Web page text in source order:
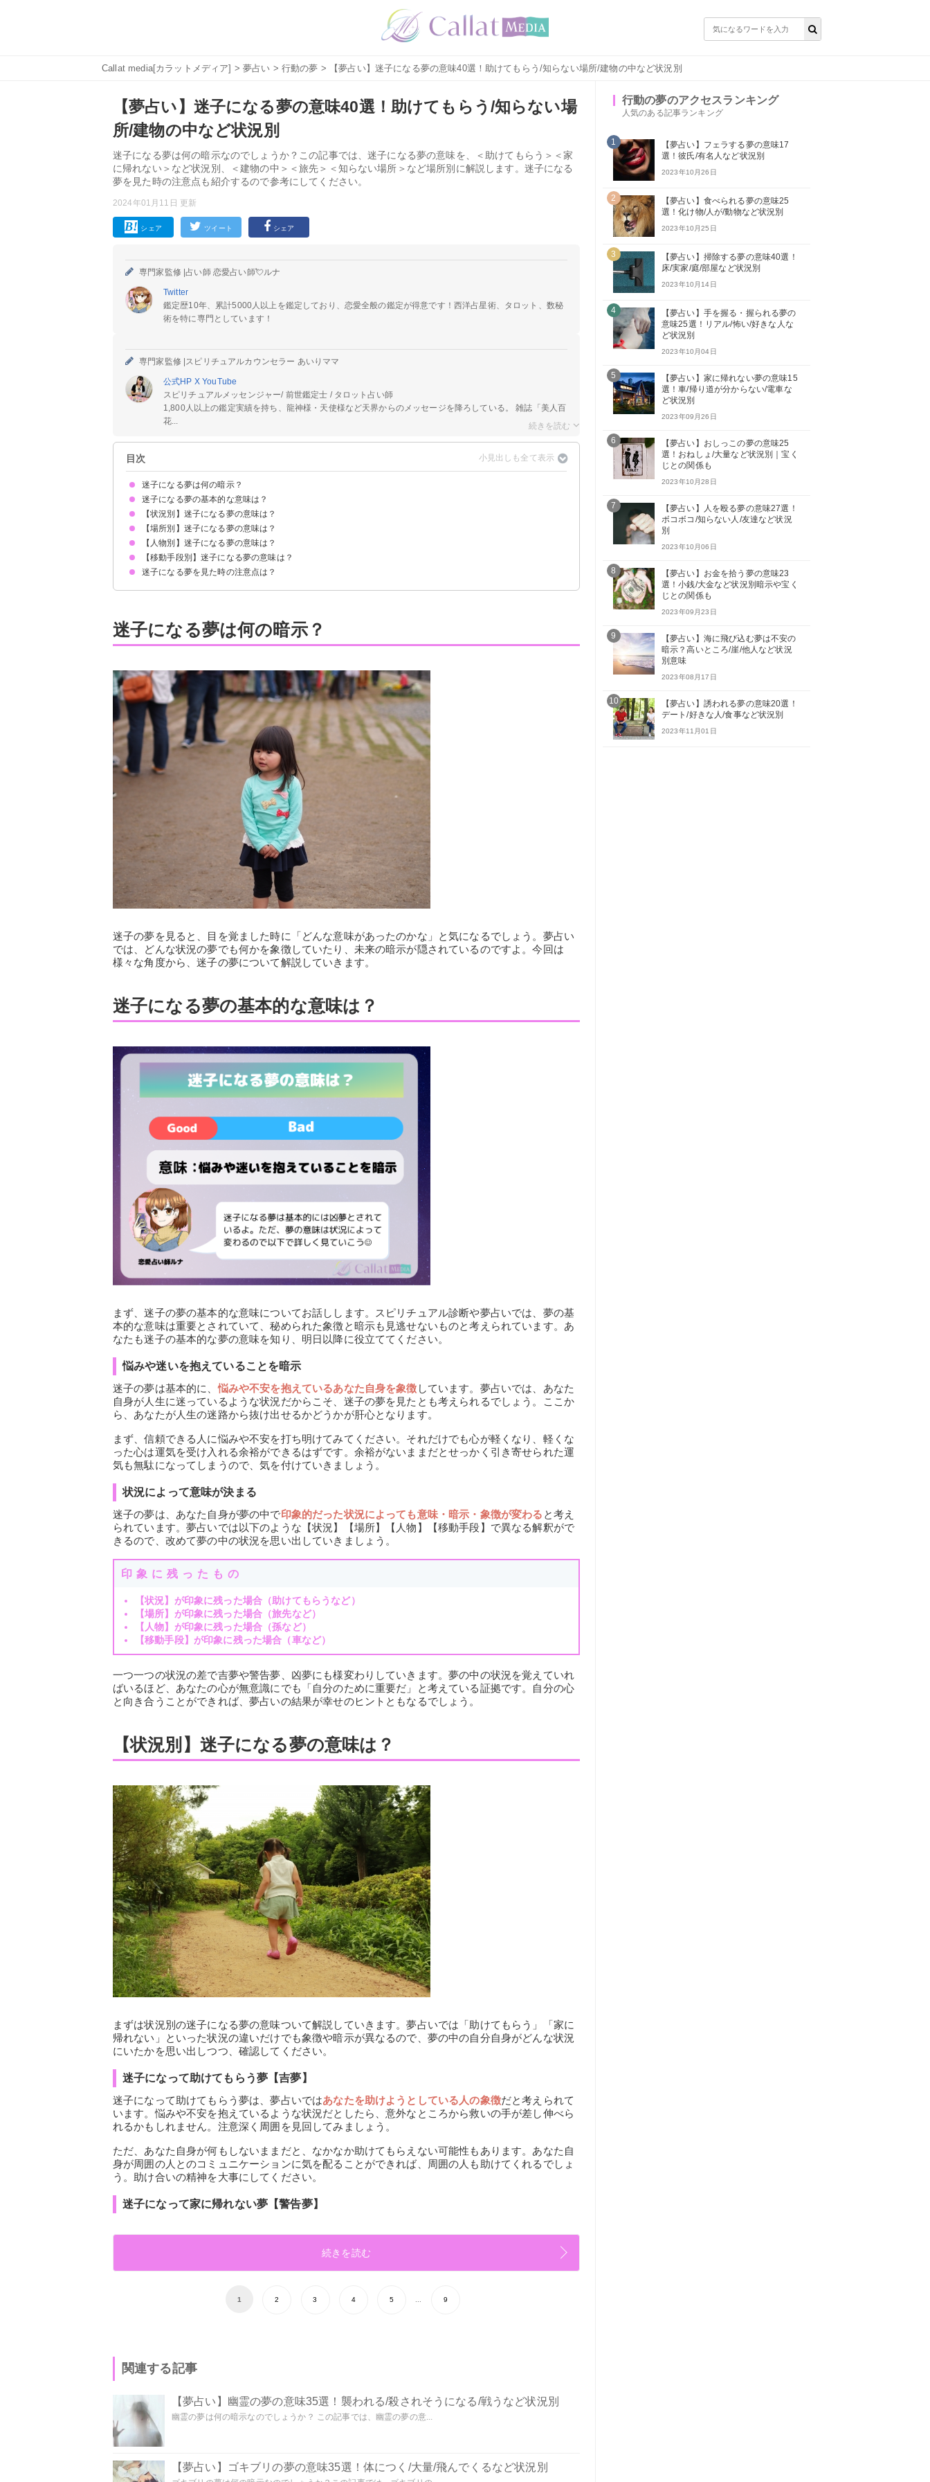
Callat media[カラットメディア] >夢占い > 行動の夢 > 【夢占い】迷子になる夢の意味40選！助けてもらう/知らない場所/建物の中など状況別
【夢占い】迷子になる夢の意味40選！助けてもらう/知らない場
所/建物の中など状況別
迷子になる夢は何の暗示なのでしょうか？この記事では、迷子になる夢の意味を、＜助けてもらう＞＜家
に帰れない＞など状況別、＜建物の中＞＜旅先＞＜知らない場所＞など場所別に解説します。迷子になる
夢を見た時の注意点も紹介するので参考にしてください。
2024年01月11日 更新
シェア ツイート シェア
専門家監修 |占い師 恋愛占い師💘ルナ
Twitter
鑑定歴10年、累計5000人以上を鑑定しており、恋愛全般の鑑定が得意です！西洋占星術、タロット、数秘
術を特に専門としています！
専門家監修 | スピリチュアルカウンセラー あいりママ
公式HP XYouTube
スピリチュアルメッセンジャー/ 前世鑑定士 / タロット占い師
1,800人以上の鑑定実績を持ち、龍神様・天使様など天界からのメッセージを降ろしている。 雑誌「美人百
花...
目次
迷子になる夢は何の暗示？
迷子になる夢の基本的な意味は？
悩みや迷いを抱えていることを暗示
状況によって意味が決まる
【状況別】迷子になる夢の意味は？
迷子になって助けてもらう夢【吉夢】
迷子になって家に帰れない夢【警告夢】
迷子になって怒られる夢【吉夢】
迷子になって見つけてもらう夢【吉夢】
迷子になって道を尋ねる夢【吉夢】
迷子になって誘拐される夢【凶夢】
【場所別】迷子になる夢の意味は？
知らない場所で迷子になる夢【吉夢】
建物の中で迷子になる夢【警告夢】
旅先で迷子になる夢【警告夢】
海外で迷子になる夢【警告夢】
学校で迷子になる夢【警告夢】
遊園地で迷子になる夢【警告夢】
ホテルで迷子になる夢【警告夢】
旅館で迷子になる夢【警告夢】
家の中で迷子になる夢【警告夢】
ショッピングモールで迷子になる夢【警告夢】
駅で迷子になる夢【警告夢】
病院で迷子になる夢【警告夢】
映画館で迷子になる夢【吉夢】
美術館で迷子になる夢【吉夢】
街の中で迷子になる夢【吉夢】
田舎で迷子になる夢【警告夢】
動物園で迷子になる夢【警告夢】
職場で迷子になる夢【警告夢】
空港で迷子になる夢【警告夢】
山の中で迷子になる夢【警告夢】
海で迷子になる夢【警告夢】
駐車場で迷子になる夢【警告夢】
墓地で迷子になる夢【警告夢】
幼稚園で迷子になる夢【吉夢】
【人物別】迷子になる夢の意味は？
孫が迷子になる夢【凶夢】
友達が迷子になる夢【吉夢】
恋人が迷子になる夢【警告夢】
子供が迷子になる夢【警告夢】
知らない人が迷子になる夢【警告夢】
好きな人が迷子になる夢【警告夢】
【移動手段別】迷子になる夢の意味は？
車で迷子になる夢【警告夢】
自転車で迷子になる夢【警告夢】
バスで迷子になる夢【警告夢】
電車で迷子になる夢【吉夢】
迷子になる夢を見た時の注意点は？
迷子になる夢は何の暗示？
迷子の夢を見ると、目を覚ました時に「どんな意味があったのかな」と気になるでしょう。夢占い
では、どんな状況の夢でも何かを象徴していたり、未来の暗示が隠されているのですよ。今回は
様々な角度から、迷子の夢について解説していきます。
迷子になる夢の基本的な意味は？
まず、迷子の夢の基本的な意味についてお話しします。スピリチュアル診断や夢占いでは、夢の基
本的な意味は重要とされていて、秘められた象徴と暗示も見逃せないものと考えられています。あ
なたも迷子の基本的な夢の意味を知り、明日以降に役立ててください。
悩みや迷いを抱えていることを暗示
迷子の夢は基本的に、悩みや不安を抱えているあなた自身を象徴 しています。夢占いでは、あなた
自身が人生に迷っているような状況だからこそ、迷子の夢を見たとも考えられるでしょう。ここか
ら、あなたが人生の迷路から抜け出せるかどうかが肝心となります。
まず、信頼できる人に悩みや不安を打ち明けてみてください。それだけでも心が軽くなり、軽くな
った心は運気を受け入れる余裕ができるはずです。余裕がないままだとせっかく引き寄せられた運
気も無駄になってしまうので、気を付けていきましょう。
状況によって意味が決まる
迷子の夢は、あなた自身が夢の中で印象的だった状況によっても意味・暗示・象徴が変わる と考え
られています。夢占いでは以下のような【状況】【場所】【人物】【移動手段】で異なる解釈がで
きるので、改めて夢の中の状況を思い出していきましょう。
印象に残ったもの
【状況】が印象に残った場合（助けてもらうなど）
【場所】が印象に残った場合（旅先など）
【人物】が印象に残った場合（孫など）
【移動手段】が印象に残った場合（車など）
一つ一つの状況の差で吉夢や警告夢、凶夢にも様変わりしていきます。夢の中の状況を覚えていれ
ばいるほど、あなたの心が無意識にでも「自分のために重要だ」と考えている証拠です。自分の心
と向き合うことができれば、夢占いの結果が幸せのヒントともなるでしょう。
【状況別】迷子になる夢の意味は？
まずは状況別の迷子になる夢の意味ついて解説していきます。夢占いでは「助けてもらう」「家に
帰れない」といった状況の違いだけでも象徴や暗示が異なるので、夢の中の自分自身がどんな状況
にいたかを思い出しつつ、確認してください。
迷子になって助けてもらう夢【吉夢】
迷子になって助けてもらう夢は、夢占いではあなたを助けようとしている人の象徴だと考えられて
います。悩みや不安を抱えているような状況だとしたら、意外なところから救いの手が差し伸べら
れるかもしれません。注意深く周囲を見回してみましょう。
ただ、あなた自身が何もしないままだと、なかなか助けてもらえない可能性もあります。あなた自
身が周囲の人とのコミュニケーションに気を配ることができれば、周囲の人も助けてくれるでしょ
う。助け合いの精神を大事にしてください。
迷子になって家に帰れない夢【警告夢】
続きを読む
1 2 3 4 5 9
関連する記事
【夢占い】幽霊の夢の意味35選！襲われる/殺されそうになる/戦うなど状況別
幽霊の夢は何の暗示なのでしょうか？ この記事では、幽霊の夢の意...
【夢占い】ゴキブリの夢の意味35選！体につく/大量/飛んでくるなど状況別
行動の夢のアクセスランキング
人気のある記事ランキング
1
【夢占い】フェラする夢の意味17
選！彼氏/有名人など状況別
2023年10月26日
2
【夢占い】食べられる夢の意味25
選！化け物/人が/動物など状況別
2023年10月25日
3
【夢占い】掃除する夢の意味40選！
床/実家/庭/部屋など状況別
2023年10月14日
4
【夢占い】手を握る・握られる夢の
意味25選！リアル/怖い/好きな人な
ど状況別
2023年10月04日
5
【夢占い】家に帰れない夢の意味15
選！車/帰り道が分からない/電車な
ど状況別
2023年09月26日
6
【夢占い】おしっこの夢の意味25
選！おねしょ/大量など状況別｜宝く
じとの関係も
2023年10月28日
7
【夢占い】人を殴る夢の意味27選！
ボコボコ/知らない人/友達など状況
別
2023年10月06日
8
【夢占い】お金を拾う夢の意味23
選！小銭/大金など状況別暗示や宝く
じとの関係も
2023年09月23日
9
【夢占い】海に飛び込む夢は不安の
暗示？高いところ/崖/他人など状況
別意味
2023年08月17日
10
【夢占い】誘われる夢の意味20選！
デート/好きな人/食事など状況別
2023年11月01日